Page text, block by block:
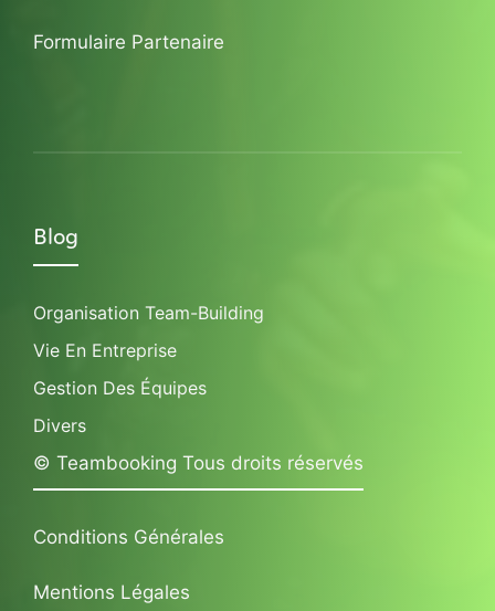
Formulaire Partenaire
Blog
Organisation Team-Building
Vie En Entreprise
Gestion Des Équipes
Divers
© Teambooking Tous droits réservés
Conditions Générales
Mentions Légales